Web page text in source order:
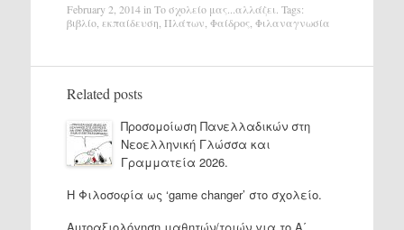
February 2, 2014in Το σχολείο μας...αλλάζει . Tags:
βιβλίο, εκπαίδευση Πλάτων Φαίδρος, Φιλαναγνωσία
Related posts
Προσομοίωση Πανελλαδικών στη
Νεοελληνική Γλώσσα και
Γραμματεία 2026.
H Φιλοσοφία ως ‘game changer’ στο σχολείο.
Αυτοαξιολόγηση μαθητών/τριών για το Α΄